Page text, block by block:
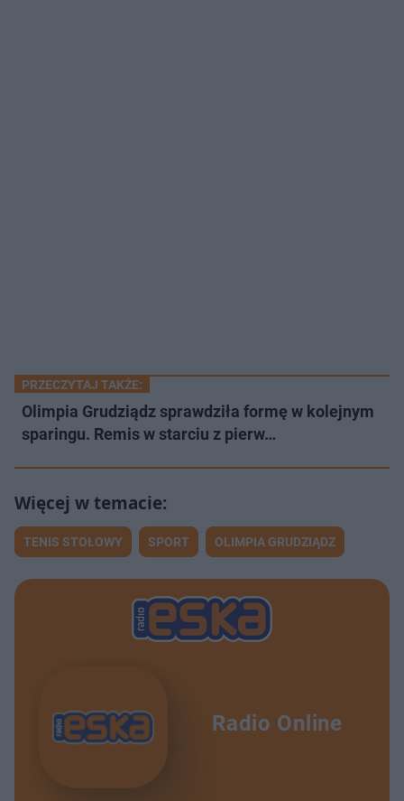
PRZECZYTAJ TAKŻE:
Olimpia Grudziądz sprawdziła formę w kolejnym
sparingu. Remis w starciu z pierw…
TENIS STOŁOWY SPORT OLIMPIA GRUDZIĄDZ
Radio Online